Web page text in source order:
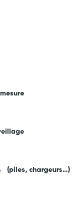
(piles, chargeurs…)